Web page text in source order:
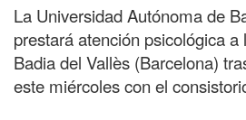
La Universidad Autónoma de
prestará atención psicológica
Badia del Vallès (Barcelona)
este miércoles con el